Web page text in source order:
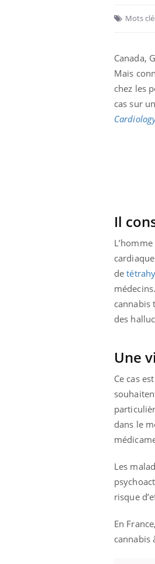
Mots
Canada,
Mais
chez les
cas sur
Il
de
cannabis
des
Une
Ce cas
dans le
Les
risque
En France,
cannabis
Eczéma
expliquer ma
d'autres non ! D'un
questions sur la